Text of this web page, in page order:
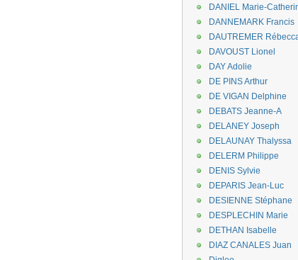
DANIEL Marie-
DANNEMARK Francis
DAUTREMER
DAVOUST Lionel
DAY Adolie
DE PINS Arthur
DE VIGAN Delphine
DEBATS Jeanne-A
DELANEY Joseph
DELAUNAY Thalyssa
DELERM Philippe
DENIS Sylvie
DEPARIS Jean-Luc
DESIENNE Stéphane
DESPLECHIN Marie
DETHAN Isabelle
DIAZ CANALES Juan